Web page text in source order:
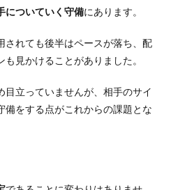
についていく守備にあります。
されても後半はペースが落ち、配
見かけることがありました。
目立っていませんが、相手のサイ
備をする点がこれからの課題とな